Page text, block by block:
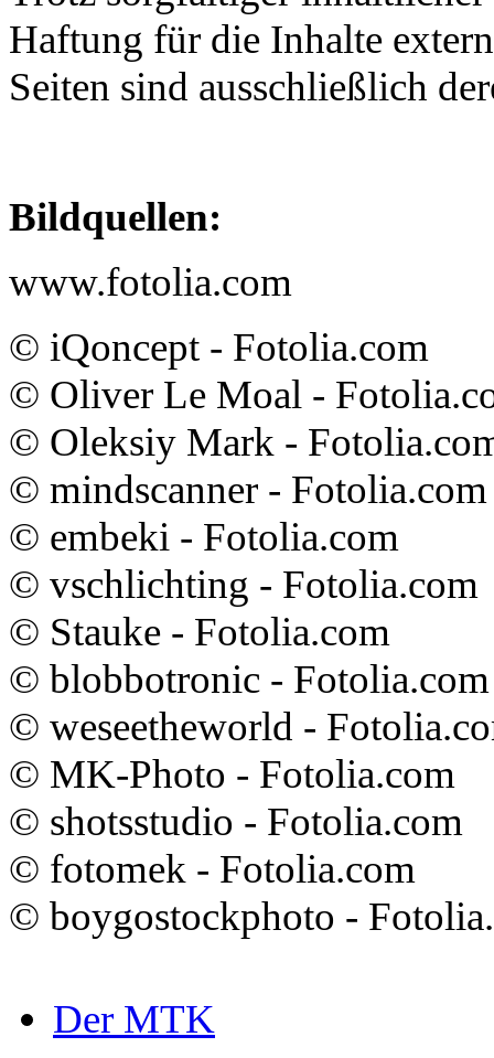
Haftung für die Inhalte
Seiten sind ausschließlich
Bildquellen:
www.fotolia.com
© iQoncept - Fotolia.com
© Oliver Le Moal -
© Oleksiy Mark -
© mindscanner - Fotolia.com
© embeki - Fotolia.com
© vschlichting - Fotolia.com
© Stauke - Fotolia.com
© blobbotronic - Fotolia.com
© weseetheworld -
© MK-Photo - Fotolia.com
© shotsstudio - Fotolia.com
© fotomek - Fotolia.com
© boygostockphoto -
Der MTK